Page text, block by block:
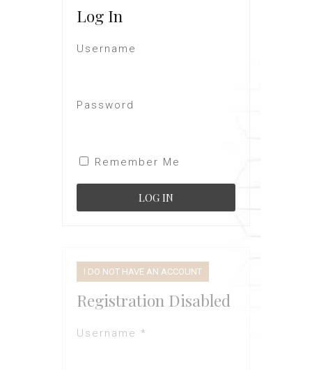
Log In
Username
Password
Remember Me
I DO NOT HAVE AN ACCOUNT
Registration Disabled
Username *